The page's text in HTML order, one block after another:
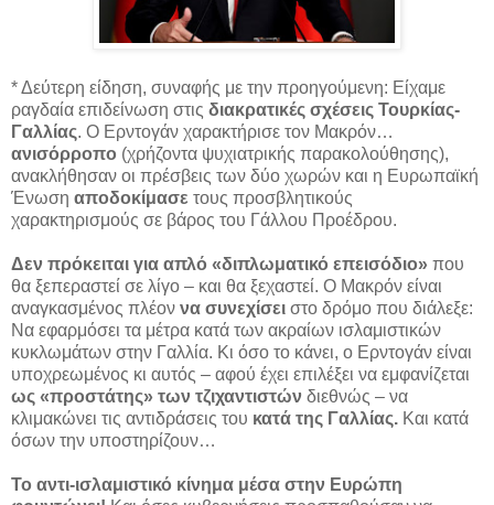
* Δεύτερη είδηση, συναφής με την προηγούμενη: Είχαμε
ραγδαία επιδείνωση στις διακρατικές σχέσεις Τουρκίας-
Γαλλίας. Ο Ερντογάν χαρακτήρισε τον Μακρόν…
ανισόρροπο (χρήζοντα ψυχιατρικής παρακολούθησης),
ανακλήθησαν οι πρέσβεις των δύο χωρών και η Ευρωπαϊκή
Ένωση αποδοκίμασε τους προσβλητικούς
χαρακτηρισμούς σε βάρος του Γάλλου Προέδρου.
Δεν πρόκειται για απλό «διπλωματικό επεισόδιο» που
θα ξεπεραστεί σε λίγο – και θα ξεχαστεί. Ο Μακρόν είναι
αναγκασμένος πλέον να συνεχίσει στο δρόμο που διάλεξε:
Να εφαρμόσει τα μέτρα κατά των ακραίων ισλαμιστικών
κυκλωμάτων στην Γαλλία. Κι όσο το κάνει, ο Ερντογάν είναι
υποχρεωμένος κι αυτός – αφού έχει επιλέξει να εμφανίζεται
ως «προστάτης» των τζιχαντιστών διεθνώς – να
κλιμακώνει τις αντιδράσεις του κατά της Γαλλίας. Και κατά
όσων την υποστηρίζουν…
Το αντι-ισλαμιστικό κίνημα μέσα στην Ευρώπη